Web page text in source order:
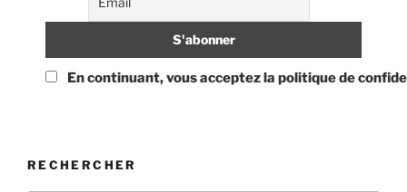
En continuant, vous acceptez la politique de
RECHERCHER